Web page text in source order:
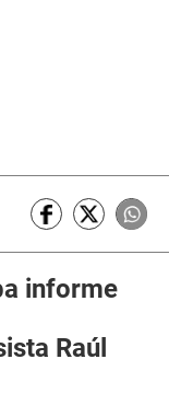
informe
Raúl